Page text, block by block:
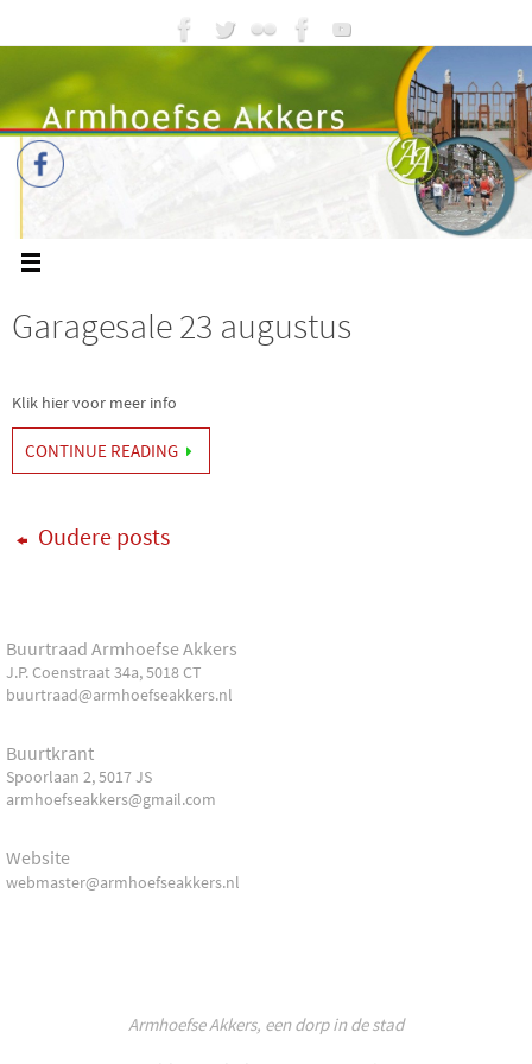
Garagesale 23 augustus
Klik hier voor meer info
CONTINUE READING
Oudere posts
Buurtraad Armhoefse Akkers
J.P. Coenstraat 34a, 5018 CT
buurtraad@armhoefseakkers.nl
Buurtkrant
Spoorlaan 2, 5017 JS
armhoefseakkers@gmail.com
Website
webmaster@armhoefseakkers.nl
Armhoefse Akkers, een dorp in de stad